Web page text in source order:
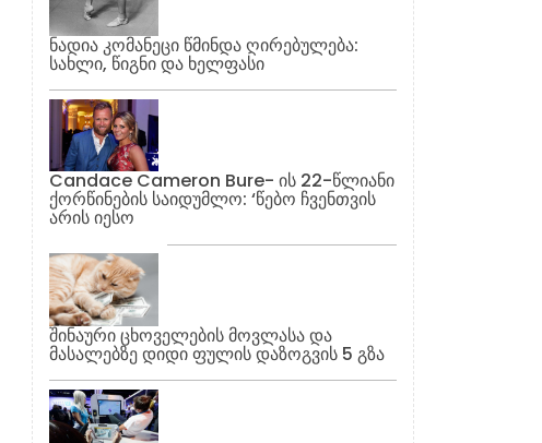
ნადია კომანეცი წმინდა ღირებულება:
სახლი, წიგნი და ხელფასი
Candace Cameron Bure- ის 22-წლიანი
ქორწინების საიდუმლო: ‘წებო ჩვენთვის
არის იესო
შინაური ცხოველების მოვლასა და
მასალებზე დიდი ფულის დაზოგვის 5 გზა